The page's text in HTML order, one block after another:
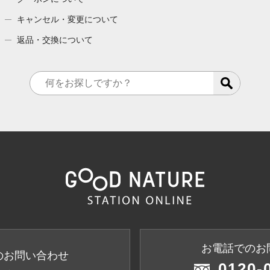
キャンセル・変更について
返品・交換について
お問い合わせ
お電話でのお